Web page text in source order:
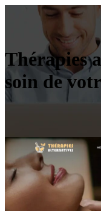
Thérapies
soin de